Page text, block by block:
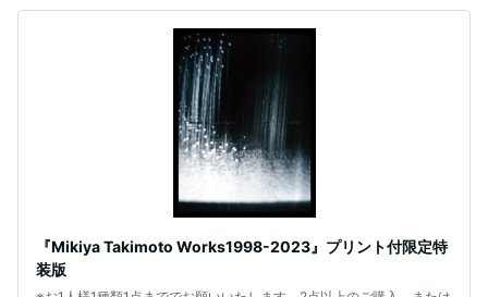
『Mikiya Takimoto Works1998-2023』プリント付限定特
装版